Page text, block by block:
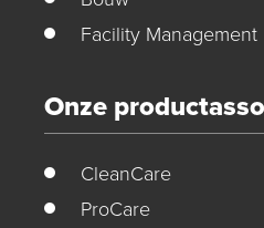
Facility Management
Onze
CleanCare
ProCare